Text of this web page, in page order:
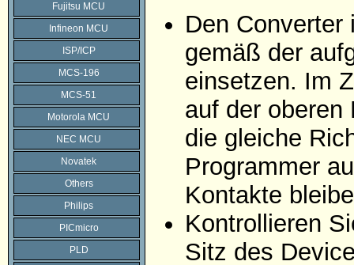
Fujitsu MCU
Infineon MCU
ISP/ICP
MCS-196
MCS-51
Motorola MCU
NEC MCU
Novatek
Others
Philips
PICmicro
PLD
Den
gemäß der
einsetzen. Im
auf der
die gleiche
Programmer
Kontakte
Kontrollieren
Sitz des